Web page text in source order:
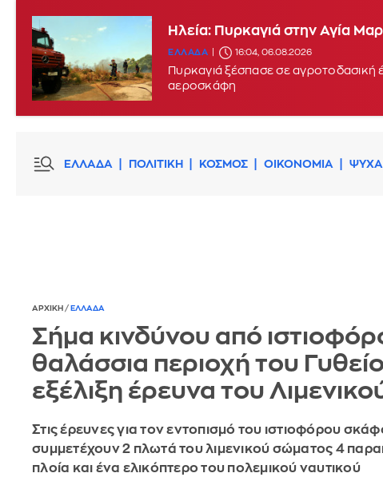
Πυρκαγιά στην περιοχή
Ηλεία: Πυρκαγιά στην Αγία
ΕΛΛΑΔΑ 16:04, 06.08.2026
Πυρκαγιά ξέσπασε σε αγροτοδασική
αεροσκάφη
ΕΛΛΑΔΑ ΠΟΛΙΤΙΚΗ ΚΟΣΜΟΣ ΟΙΚΟΝΟΜΙΑ
ΑΡΧΙΚΗ / ΕΛΛΑΔΑ
Σήμα κινδύνου από
θαλάσσια περιοχή του
εξέλιξη έρευνα του
Στις έρευνες για τον εντοπισμό του ιστιοφόρου
συμμετέχουν 2 πλωτά του λιμενικού σώματος 4
πλοία και ένα ελικόπτερο του πολεμικού ναυτικού